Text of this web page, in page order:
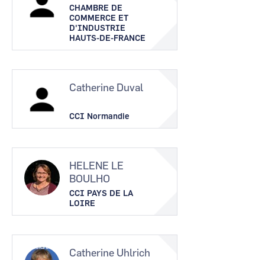
CHAMBRE DE
COMMERCE ET
D'INDUSTRIE
HAUTS-DE-FRANCE
Catherine Duval
CCI Normandie
HELENE LE
BOULHO
CCI PAYS DE LA
LOIRE
Catherine Uhlrich